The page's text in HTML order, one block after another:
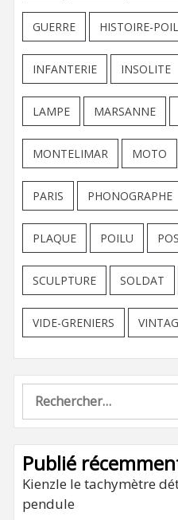
GUERRE HISTOIRE-
INFANTERIE INSOLITE
LAMPE MARSANNE
MONTELIMAR MOTO
PARIS PHONOGRAPHE
PLAQUE POILU
SCULPTURE SOLDAT
VIDE-GRENIERS
Rechercher :
Publié
Kienzle le tachymètre
pendule